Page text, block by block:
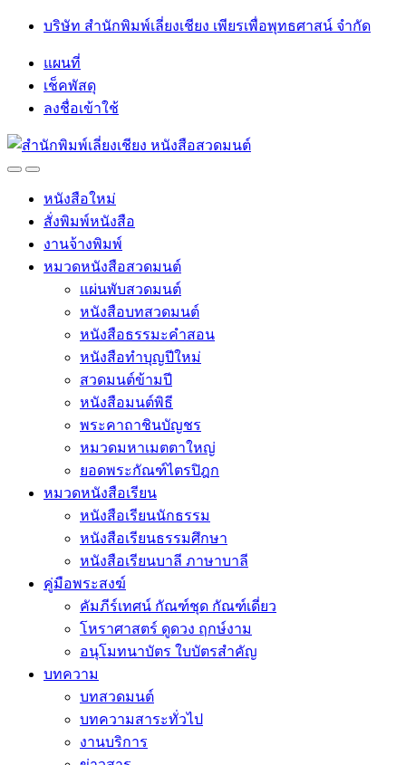
Skip
navigation
Skip
บริษัท สำนักพิมพ์เลี่ยงเชียง เพียรเพื่อพุทธศาสน์ จำกัด
แผนที่
เช็คพัสดุ
ลงชื่อเข้าใช้
OpenClose
หนังสือใหม่
สั่งพิมพ์หนังสือ
งานจ้างพิมพ์
หมวดหนังสือสวดมนต์
แผ่นพับสวดมนต์
หนังสือบทสวดมนต์
หนังสือธรรมะคำสอน
หนังสือทำบุญปีใหม่
สวดมนต์ข้ามปี
หนังสือมนต์พิธี
พระคาถาชินบัญชร
หมวดมหาเมตตาใหญ่
ยอดพระกัณฑ์ไตรปิฎก
หมวดหนังสือเรียน
หนังสือเรียนนักธรรม
หนังสือเรียนธรรมศึกษา
หนังสือเรียนบาลี ภาษาบาลี
คู่มือพระสงฆ์
คัมภีร์เทศน์ กัณฑ์ชุด กัณฑ์เดี่ยว
โหราศาสตร์ ดูดวง ฤกษ์งาม
อนุโมทนาบัตร ใบบัตรสำคัญ
บทความ
บทสวดมนต์
บทความสาระทั่วไป
งานบริการ